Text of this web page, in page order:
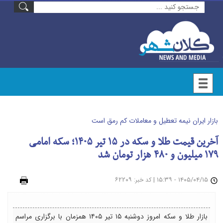
بازار ایران نیمه تعطیل و معاملات کم رمق است
آخرین قیمت طلا و سکه در ۱۵ تیر ۱۴۰۵؛ سکه امامی
۱۷۹ میلیون و ۴۸۰ هزار تومان شد
| کد خبر: ۶۲۲۰۹
بازار طلا و سکه امروز دوشنبه ۱۵ تیر ۱۴۰۵ همزمان با برگزاری مراسم